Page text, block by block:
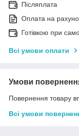
Післяплата
Оплата на
Готівкою при
Всі умови оплати
Умови
Повернення товару
Всі умови